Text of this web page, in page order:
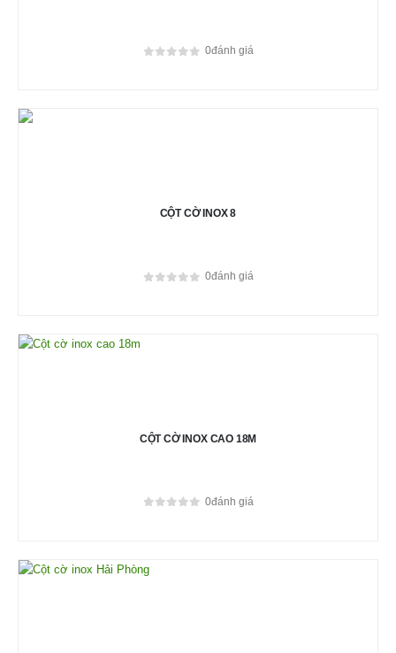
0đánh giá
CỘT CỜ INOX 8
0đánh giá
CỘT CỜ INOX CAO 18M
0đánh giá